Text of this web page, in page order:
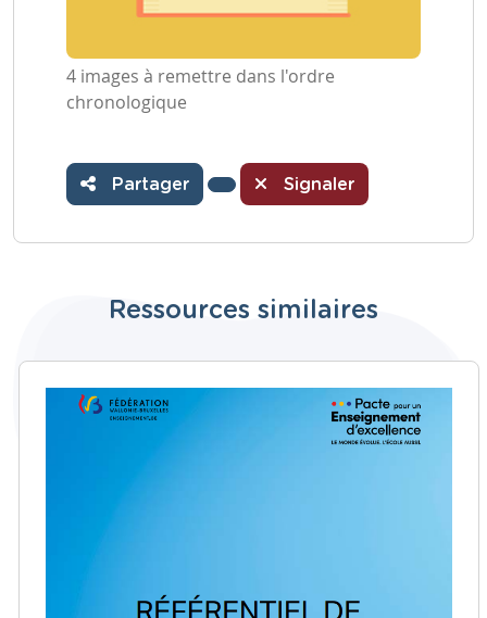
4 images à remettre dans l'ordre
chronologique
Partager Signaler
Ressources similaires